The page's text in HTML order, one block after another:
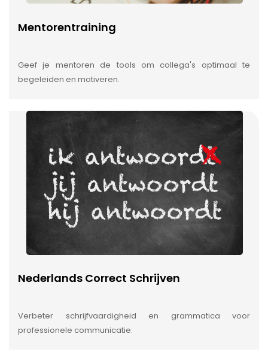
Mentorentraining
Geef je mentoren de tools om collega's optimaal te
begeleiden en motiveren.
Nederlands Correct Schrijven
Verbeter schrijfvaardigheid en grammatica voor
professionele communicatie.